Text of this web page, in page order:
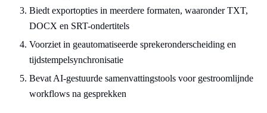
Biedt exportopties in meerdere formaten, waaronder TXT,
DOCX en SRT-ondertitels
Voorziet in geautomatiseerde sprekeronderscheiding en
tijdstempelsynchronisatie
Bevat AI-gestuurde samenvattingstools voor gestroomlijnde
workflows na gesprekken